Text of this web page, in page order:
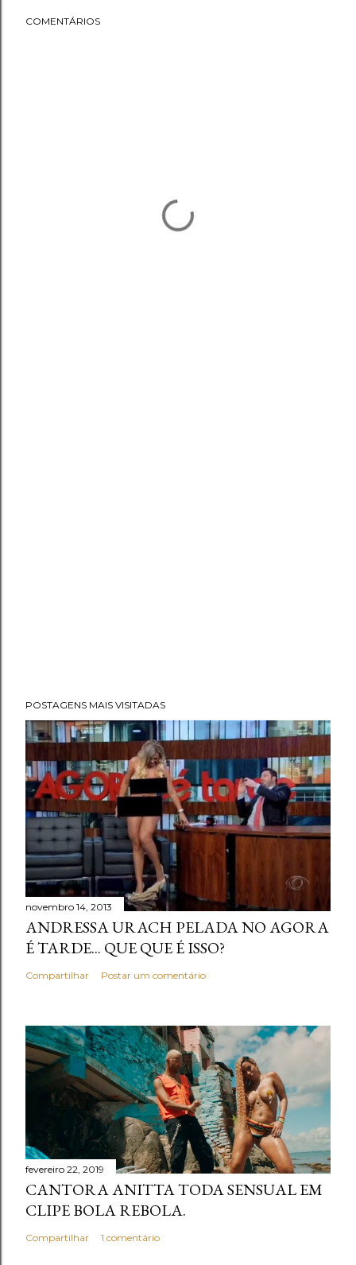
COMENTÁRIOS
POSTAGENS MAIS VISITADAS
novembro 14, 2013
ANDRESSA URACH PELADA NO AGORA
É TARDE... QUE QUE É ISSO?
Compartilhar Postar um comentário
fevereiro 22, 2019
CANTORA ANITTA TODA SENSUAL EM
CLIPE BOLA REBOLA.
Compartilhar 1 comentário